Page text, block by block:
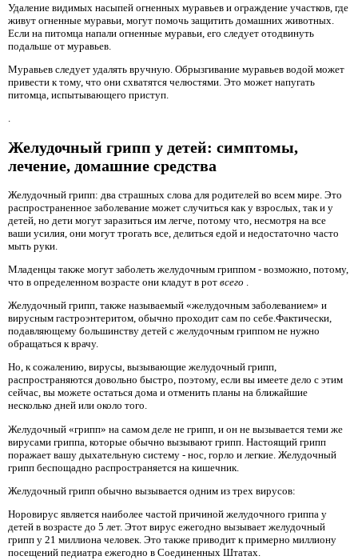
Удаление видимых насыпей огненных муравьев и ограждение участков, где
живут огненные муравьи, могут помочь защитить домашних животных.
Если на питомца напали огненные муравьи, его следует отодвинуть
подальше от муравьев.
Муравьев следует удалять вручную. Обрызгивание муравьев водой может
привести к тому, что они схватятся челюстями. Это может напугать
питомца, испытывающего приступ.
.
Желудочный грипп у детей: симптомы,
лечение, домашние средства
Желудочный грипп: два страшных слова для родителей во всем мире. Это
распространенное заболевание может случиться как у взрослых, так и у
детей, но дети могут заразиться им легче, потому что, несмотря на все
ваши усилия, они могут трогать все, делиться едой и недостаточно часто
мыть руки.
Младенцы также могут заболеть желудочным гриппом - возможно, потому,
что в определенном возрасте они кладут в рот всего
Желудочный грипп, также называемый «желудочным заболеванием» и
вирусным гастроэнтеритом, обычно проходит сам по себе.Фактически,
подавляющему большинству детей с желудочным гриппом не нужно
обращаться к врачу.
Но, к сожалению, вирусы, вызывающие желудочный грипп,
распространяются довольно быстро, поэтому, если вы имеете дело с этим
сейчас, вы можете остаться дома и отменить планы на ближайшие
несколько дней или около того.
Желудочный «грипп» на самом деле не грипп, и он не вызывается теми же
вирусами гриппа, которые обычно вызывают грипп. Настоящий грипп
поражает вашу дыхательную систему - нос, горло и легкие. Желудочный
грипп беспощадно распространяется на кишечник.
Желудочный грипп обычно вызывается одним из трех вирусов:
Норовирус является наиболее частой причиной желудочного гриппа у
детей в возрасте до 5 лет. Этот вирус ежегодно вызывает желудочный
грипп у 21 миллиона человек. Это также приводит к примерно миллиону
посещений педиатра ежегодно в Соединенных Штатах.